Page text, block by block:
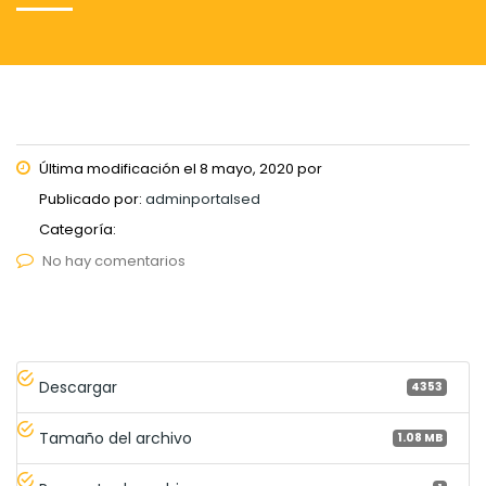
Última modificación el 8 mayo, 2020 por
Publicado por: adminportalsed
Categoría:
No hay comentarios
Descargar 4353
Tamaño del archivo 1.08 MB